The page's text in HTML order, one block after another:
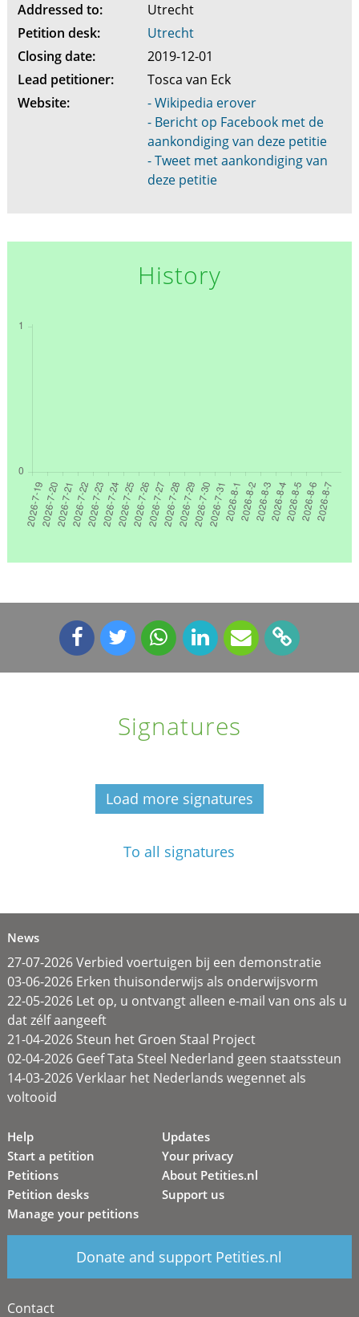
Addressed to:
Utrecht
Petition desk:
Utrecht
Closing date:
2019-12-01
Lead petitioner:
Tosca van Eck
Website:
- Wikipedia erover
- Bericht op Facebook met de
aankondiging van deze petitie
- Tweet met aankondiging van
deze petitie
History
Signatures
Load more signatures
To all signatures
News
27-07-2026 Verbied voertuigen bij een demonstratie
03-06-2026 Erken thuisonderwijs als onderwijsvorm
22-05-2026 Let op, u ontvangt alleen e-mail van ons als u
dat zélf aangeeft
21-04-2026 Steun het Groen Staal Project
02-04-2026 Geef Tata Steel Nederland geen staatssteun
14-03-2026 Verklaar het Nederlands wegennet als
voltooid
Help
Start a petition
Petitions
Petition desks
Manage your petitions
Updates
Your privacy
About Petities.nl
Support us
Donate and support Petities.nl
Contact